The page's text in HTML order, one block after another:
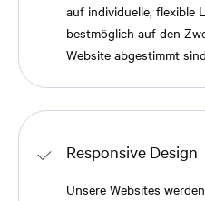
auf individuelle, flexible
bestmöglich auf den
Website abgestimmt
Responsive Design
Unsere Websites